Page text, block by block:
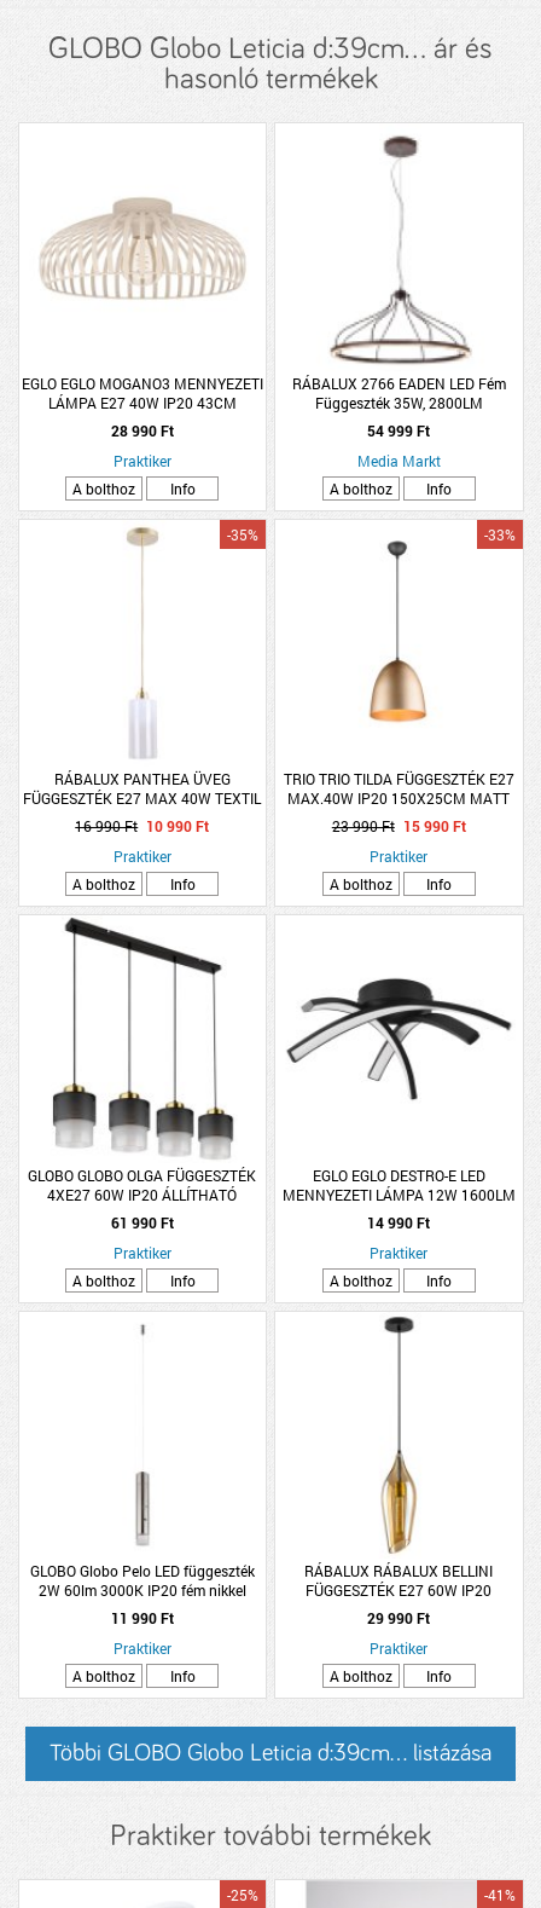
GLOBO Globo Leticia d:39cm... ár és
hasonló termékek
EGLO EGLO MOGANO3 MENNYEZETI
LÁMPA E27 40W IP20 43CM
HOMOKSZÍN
28 990 Ft
Praktiker
A bolthoz
Info
RÁBALUX 2766 EADEN LED Fém
Függeszték 35W, 2800LM
54 999 Ft
Media Markt
A bolthoz
Info
RÁBALUX PANTHEA ÜVEG
FÜGGESZTÉK E27 MAX 40W TEXTIL
KÁBEL ARANY
-35%
16 990 Ft 10 990 Ft
Praktiker
A bolthoz
Info
TRIO TRIO TILDA FÜGGESZTÉK E27
MAX.40W IP20 150X25CM MATT
SÁRGARÉZ
-33%
23 990 Ft 15 990 Ft
Praktiker
A bolthoz
Info
GLOBO GLOBO OLGA FÜGGESZTÉK
4XE27 60W IP20 ÁLLÍTHATÓ
91X16X120CM MATT FEKETE-
SÁRGARÉZ
61 990 Ft
Praktiker
A bolthoz
Info
EGLO EGLO DESTRO-E LED
MENNYEZETI LÁMPA 12W 1600LM
4000K IP20 37X35,5X10CM FEKETE
14 990 Ft
Praktiker
A bolthoz
Info
GLOBO Globo Pelo LED függeszték
2W 60lm 3000K IP20 fém nikkel
11 990 Ft
Praktiker
A bolthoz
Info
RÁBALUX RÁBALUX BELLINI
FÜGGESZTÉK E27 60W IP20
40X14CM FEKETE NARANCS ÜVEG
29 990 Ft
Praktiker
A bolthoz
Info
Többi GLOBO Globo Leticia d:39cm... listázása
Praktiker további termékek
-25% -41%